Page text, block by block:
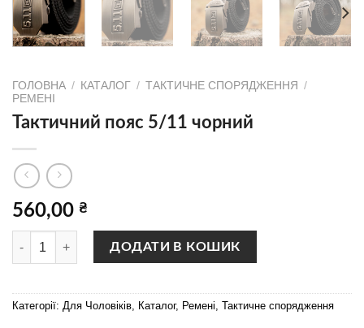
ГОЛОВНА / КАТАЛОГ / ТАКТИЧНЕ СПОРЯДЖЕННЯ
/
РЕМЕНІ
Тактичний пояс 5/11 чорний
560,00 ₴
Тактичний пояс 5/11 чорний кількість
ДОДАТИ В КОШИК
Категорії: Для Чоловіків, Каталог, Ремені, Тактичне спорядження